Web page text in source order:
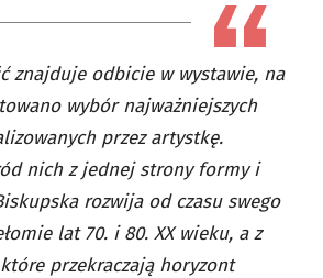
znajduje odbicie w wystawie, na
wybór najważniejszych
przez artystkę.
nich z jednej strony formy i
rozwija od czasu swego
lat 70. i 80. XX wieku, a z
przekraczają horyzont